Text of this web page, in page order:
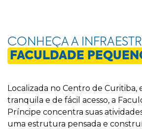
CONHEÇA A
FACULDADE
Localizada no Centro de Curitiba,
tranquila e de fácil acesso, a
Príncipe concentra suas
uma estrutura pensada e